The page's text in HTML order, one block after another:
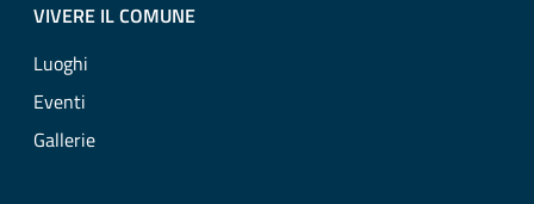
VIVERE IL COMUNE
Luoghi
Eventi
Gallerie